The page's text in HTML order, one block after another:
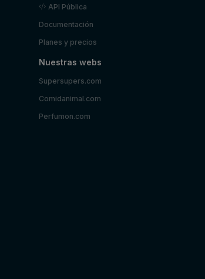
API Pública
Documentación
Planes y precios
Nuestras webs
Supersupers.com
Comidanimal.com
Perfumon.com